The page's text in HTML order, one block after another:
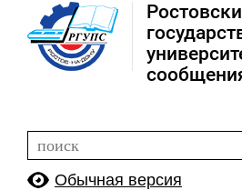
Обычная версия